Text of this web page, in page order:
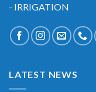
- IRRIGATION
LATEST NEWS